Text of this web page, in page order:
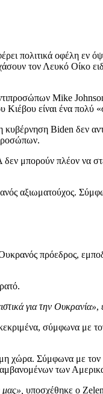
πολιτικά οφέλη εν
τον Λευκό Οίκο
Mike
είναι ένα πολύ
κυβέρνηση Biden δεν
μπορούν πλέον να
αξιωματούχος.
πρόεδρος,
για την Ουκρανία»,
σύμφωνα με
χώρα. Σύμφωνα με τον
των
υποσχέθηκε ο